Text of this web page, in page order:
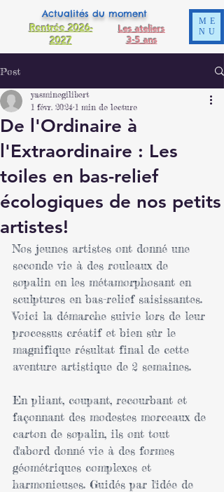
ME
NU
Rentrée 2026-
2027
Actualités du moment
Les ateliers
3-5 ans
Post
De l'Ordinaire à
l'Extraordinaire : Les
toiles en bas-relief
écologiques de nos petits
artistes!
yasminegilibert
1 févr. 2024 1 min de lecture
Nos jeunes artistes ont donné une
seconde vie à des rouleaux de
sopalin en les métamorphosant en
sculptures en bas-relief saisissantes.
Voici la démarche suivie lors de leur
processus créatif et bien sûr le
magnifique résultat final de cette
aventure artistique de 2 semaines.
En pliant, coupant, recourbant et
façonnant des modestes morceaux de
carton de sopalin, ils ont tout
d'abord donné vie à des formes
géométriques complexes et
harmonieuses. Guidés par l'idée de